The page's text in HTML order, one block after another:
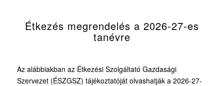
Étkezés megrendelés a 2026-27-es
tanévre
Az alábbiakban az Étkezési Szolgáltató Gazdasági
Szervezet (ÉSZGSZ) tájékoztatóját olvashatják a 2026-27-